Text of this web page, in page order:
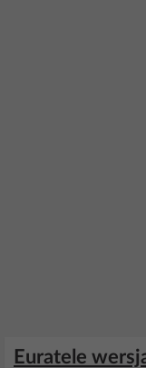
Euratele